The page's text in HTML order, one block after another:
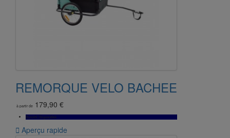
REMORQUE VELO BACHEE
à partir de 179,90 €
Bientôt Disponible
 Aperçu rapide